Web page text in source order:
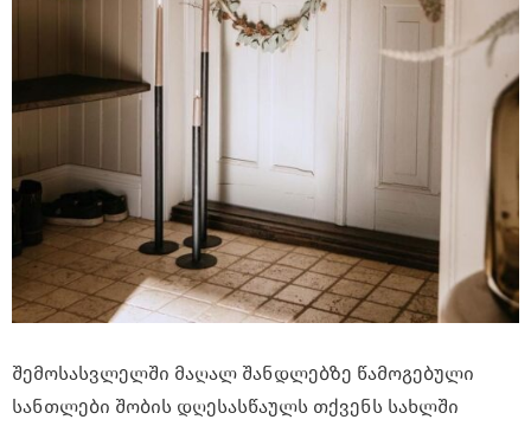
შემოსასვლელში მაღალ შანდლებზე წამოგებული
სანთლები შობის დღესასწაულს თქვენს სახლში